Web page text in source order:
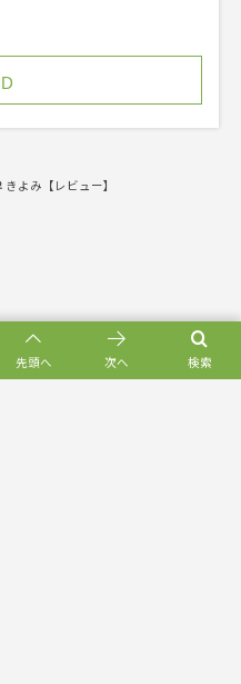
よみ【レビュー】
検索
先頭へ 次へ